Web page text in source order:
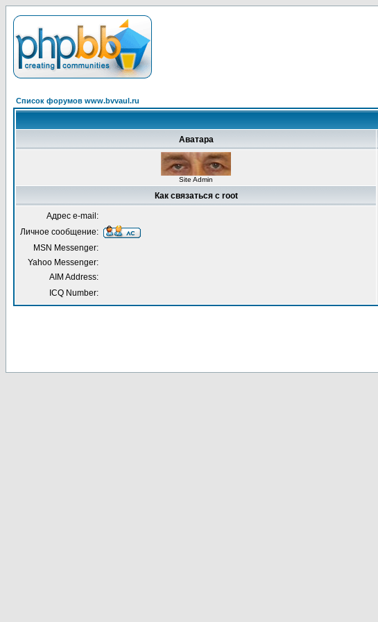
Список форумов www.bvvaul.ru
Аватара
Site Admin
Как связаться с root
Адрес e-mail:
Личное сообщение:
MSN Messenger:
Yahoo Messenger:
AIM Address:
ICQ Number: